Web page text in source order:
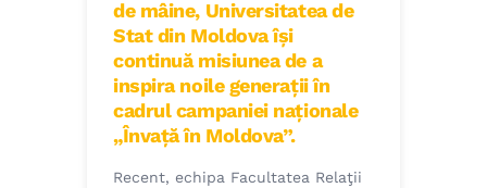
de mâine, Universitatea de
Stat din Moldova își
continuă misiunea de a
inspira noile generații în
cadrul campaniei naționale
„Învață în Moldova”.
Recent, echipa Facultatea Relaţii